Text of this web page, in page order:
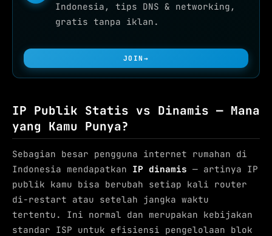
Indonesia, tips DNS & networking,
gratis tanpa iklan.
JOIN →
IP Publik Statis vs Dinamis — Mana
yang Kamu Punya?
Sebagian besar pengguna internet rumahan di
Indonesia mendapatkan IP dinamis — artinya IP
publik kamu bisa berubah setiap kali router
di-restart atau setelah jangka waktu
tertentu. Ini normal dan merupakan kebijakan
standar ISP untuk efisiensi pengelolaan blok